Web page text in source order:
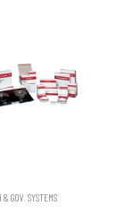
& GOV. SYSTEMS